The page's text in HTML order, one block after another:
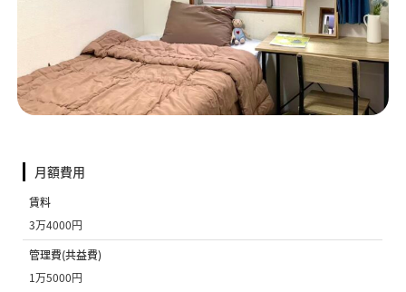
月額費用
賃料
3万4000円
管理費(共益費)
1万5000円